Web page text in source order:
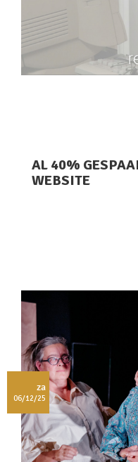
AL 40%
WEBSITE
za
06/12/25